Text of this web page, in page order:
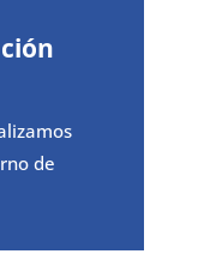
de